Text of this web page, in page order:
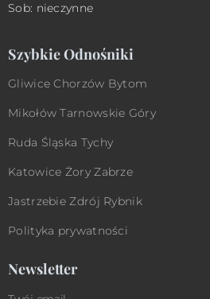
Sob: nieczynne
Szybkie Odnośniki
Gliwice Chorzów Bytom
Mikołów Tarnowskie Góry
Ruda Śląska Tychy
Katowice Żory Zabrze
Jastrzebie Zdrój Rybnik
Polityka prywatności
Newsletter